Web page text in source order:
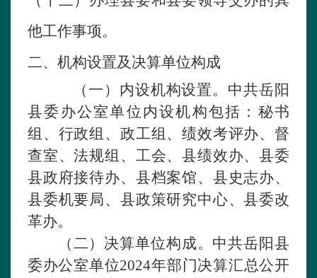
他工作事项。
二、机构设置及决算单位构成
（一）内设机构设置。 中共岳阳
县委办公室单位内设机构包括：秘书
组、行政组、政工组、绩效考评办、督
查室、法规组、工会、县绩效办、县委
县政府接待办、县档案馆、县史志办、
县委机要局、县政策研究中心、县委改
革办。
（二）决算单位构成。 中共岳阳县
委办公室单位2024年部门决算汇总公开